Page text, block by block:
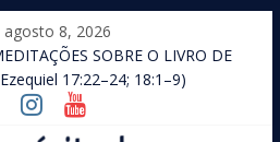
agosto 8, 2026
SOBRE O LIVRO DE
17:22–24; 18:1–9)